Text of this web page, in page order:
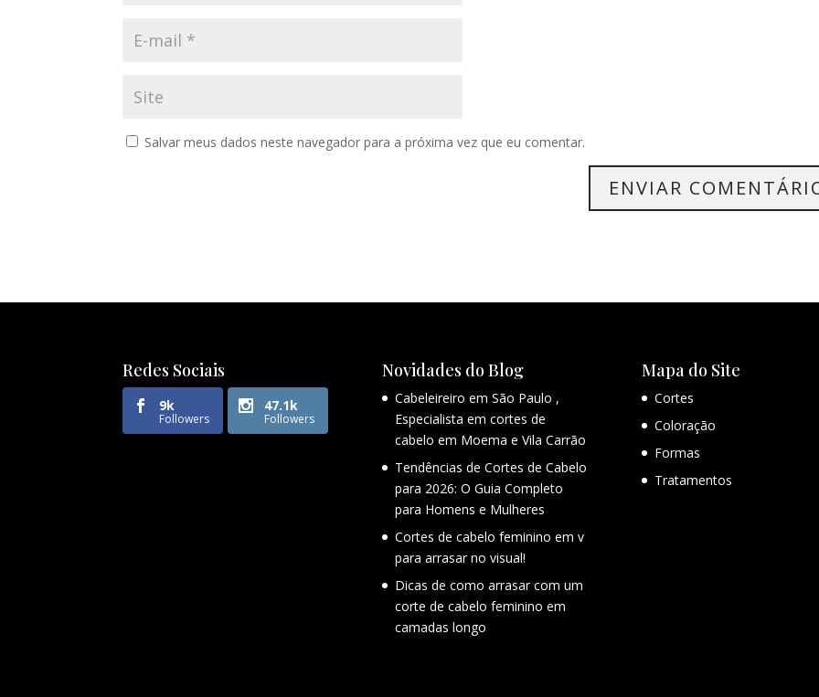
Salvar meus dados neste navegador para a próxima vez que eu comentar.
Redes Sociais
9k
Followers
47.1k
Followers
Novidades do Blog
Cabeleireiro em São Paulo ,
Especialista em cortes de
cabelo em Moema e Vila Carrão
Tendências de Cortes de Cabelo
para 2026: O Guia Completo
para Homens e Mulheres
Cortes de cabelo feminino em v
para arrasar no visual!
Dicas de como arrasar com um
corte de cabelo feminino em
camadas longo
Mapa do Site
Cortes
Coloração
Formas
Tratamentos